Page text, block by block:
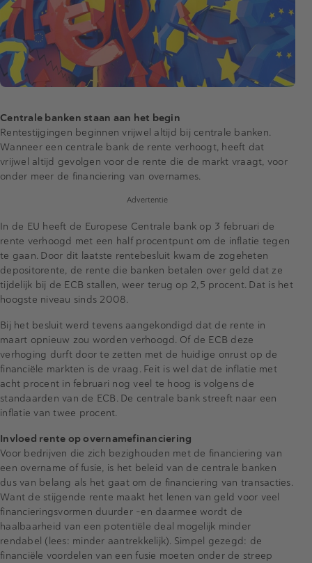
Centrale banken staan aan het begin
Rentestijgingen beginnen vrijwel altijd bij centrale banken.
Wanneer een centrale bank de rente verhoogt, heeft dat
vrijwel altijd gevolgen voor de rente die de markt vraagt, voor
onder meer de financiering van overnames.
Advertentie
In de EU heeft de Europese Centrale bank op 3 februari de
rente verhoogd met een half procentpunt om de inflatie tegen
te gaan. Door dit laatste rentebesluit kwam de zogeheten
depositorente, de rente die banken betalen over geld dat ze
tijdelijk bij de ECB stallen, weer terug op 2,5 procent. Dat is het
hoogste niveau sinds 2008.
Bij het besluit werd tevens aangekondigd dat de rente in
maart opnieuw zou worden verhoogd. Of de ECB deze
verhoging durft door te zetten met de huidige onrust op de
financiële markten is de vraag. Feit is wel dat de inflatie met
acht procent in februari nog veel te hoog is volgens de
standaarden van de ECB. De centrale bank streeft naar een
inflatie van twee procent.
Invloed rente op overnamefinanciering
Voor bedrijven die zich bezighouden met de financiering van
een overname of fusie, is het beleid van de centrale banken
dus van belang als het gaat om de financiering van transacties.
Want de stijgende rente maakt het lenen van geld voor veel
financieringsvormen duurder -en daarmee wordt de
haalbaarheid van een potentiële deal mogelijk minder
rendabel (lees: minder aantrekkelijk). Simpel gezegd: de
financiële voordelen van een fusie moeten onder de streep